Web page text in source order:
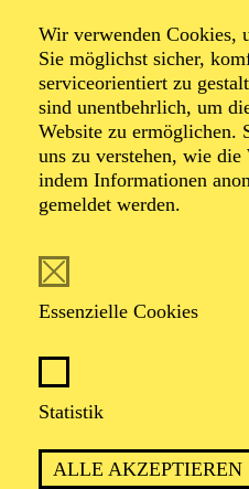
Wir verwenden Cookies,
Sie möglichst sicher,
serviceorientiert zu
sind unentbehrlich, um
Website zu ermöglichen.
uns zu verstehen, wie
indem Informationen
gemeldet werden.
Essenzielle Cookies
Statistik
ALLE AKZEPTIEREN
Foto: privat
Florian Buder ist
Kunst in Wien studierte
Bernhard Willhelm und